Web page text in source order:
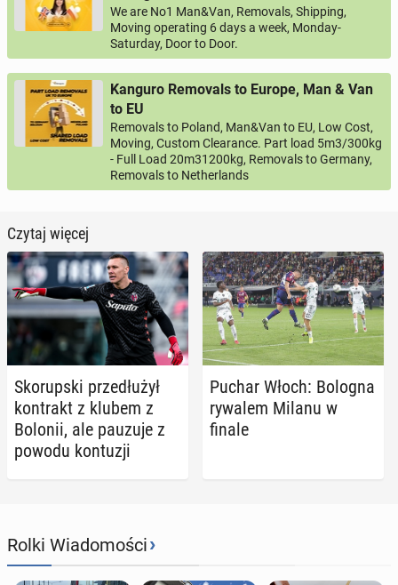
We are No1 Man&Van, Removals, Shipping,
Moving operating 6 days a week, Monday-
Saturday, Door to Door.
Kanguro Removals to Europe, Man & Van
to EU
Removals to Poland, Man&Van to EU, Low Cost,
Moving, Custom Clearance. Part load 5m3/300kg
- Full Load 20m31200kg, Removals to Germany,
Removals to Netherlands
Czytaj więcej
Sko­rup­ski prze­dłu­żył
kon­trakt z klubem z
Bolonii, ale pauzuje z
powodu kon­tu­zji
Puchar Włoch: Bologna
rywalem Milanu w
finale
Rolki Wiadomości›